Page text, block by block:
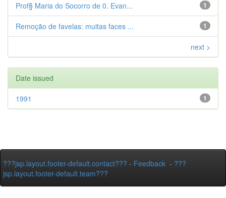
1
Prof§ Maria do Socorro de 0. Evan...
1
Remoção de favelas: muitas faces ...
next >
Date issued
1
1991
???jsp.layout.footer-default.contact??? - Feedback - ???
jsp.layout.footer-default.team???